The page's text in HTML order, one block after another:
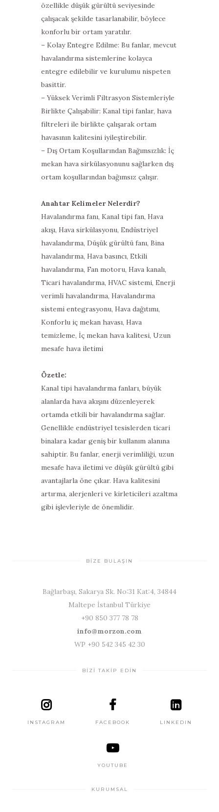
özellikle düşük gürültü seviyesinde
çalışacak şekilde tasarlanabilir, böylece
konforlu bir ortam yaratılır.
– Kolay Entegre Edilme: Bu fanlar, mevcut
havalandırma sistemlerine kolayca
entegre edilebilir ve kurulumu nispeten
basittir.
– Yüksek Verimli Filtrasyon Sistemleriyle
Birlikte Çalışabilir: Kanal tipi fanlar, hava
filtreleri ile birlikte çalışarak ortam
havasının kalitesini iyileştirebilir.
– Dış Ortam Koşullarından Bağımsızlık: İç
mekan hava sirkülasyonunu sağlarken dış
ortam koşullarından bağımsız çalışır.
Anahtar Kelimeler Nelerdir?
Havalandırma fanı, Kanal tipi fan, Hava
akışı, Hava sirkülasyonu, Endüstriyel
havalandırma, Düşük gürültü fanı, Bina
havalandırma, Hava basıncı, Etkili
havalandırma, Fan motoru, Hava kanalı,
Ticari havalandırma, HVAC sistemi, Enerji
verimli havalandırma, Havalandırma
sistemi entegrasyonu, Hava dağıtımı,
Konforlu iç mekan havası, Hava
temizleme, İç mekan hava kalitesi, Uzun
mesafe hava iletimi
Özetle:
Kanal tipi havalandırma fanları, büyük
alanlarda hava akışını düzenleyerek
ortamda etkili bir havalandırma sağlar.
Genellikle endüstriyel tesislerden ticari
binalara kadar geniş bir kullanım alanına
sahiptir. Bu fanlar, enerji verimliliği, uzun
mesafe hava iletimi ve düşük gürültü gibi
avantajlarla öne çıkar. Hava kalitesini
artırma, alerjenleri ve kirleticileri azaltma
gibi işlevleriyle de önemlidir.
BİZE BULAŞIN
Bağlarbaşı, Sakarya Sk. No:31 Kat:4, 34844
Maltepe İstanbul Türkiye
+90 850 377 78 78
info@morzon.com
WP +90 542 345 42 30
BİZİ TAKİP EDİN
INSTAGRAM FACEBOOK
YOUTUBE
LINKEDIN
KURUMSAL